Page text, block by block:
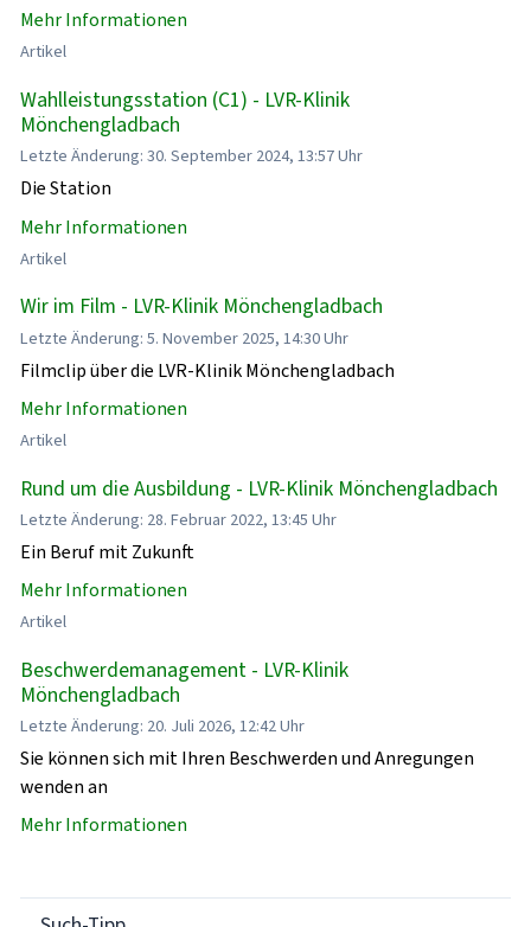
Mehr Informationen
Artikel
Wahlleistungsstation (C1) - LVR-Klinik
Mönchengladbach
Letzte Änderung: 30. September 2024, 13:57 Uhr
Die Station
Mehr Informationen
Artikel
Wir im Film - LVR-Klinik Mönchengladbach
Letzte Änderung: 5. November 2025, 14:30 Uhr
Filmclip über die LVR-Klinik Mönchengladbach
Mehr Informationen
Artikel
Rund um die Ausbildung - LVR-Klinik Mönchengladbach
Letzte Änderung: 28. Februar 2022, 13:45 Uhr
Ein Beruf mit Zukunft
Mehr Informationen
Artikel
Beschwerdemanagement - LVR-Klinik
Mönchengladbach
Letzte Änderung: 20. Juli 2026, 12:42 Uhr
Sie können sich mit Ihren Beschwerden und Anregungen
wenden an
Mehr Informationen